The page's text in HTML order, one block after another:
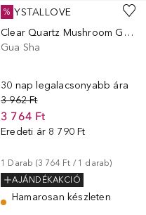
CRYSTALLOVE
Clear Quartz Mushroom Gua Sha
Gua Sha
30 nap legalacsonyabb ára
3 962 Ft
3 764 Ft
Eredeti ár 8 790 Ft
1 Darab (3 764 Ft / 1 darab)
AJÁNDÉKAKCIÓ
Hamarosan készleten
%